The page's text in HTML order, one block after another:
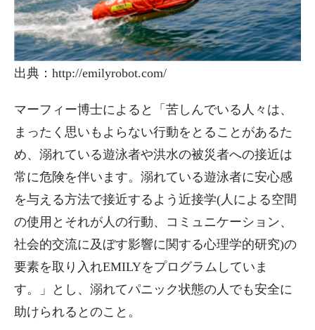
出典：http://emilyrobot.com/
マーフィー博士によると「苦しんでいる人々は、
まったく思いもよらない行動をとることがあるた
め、溺れている遊泳者や洪水の被災者への接近は
常に危険を伴います。溺れている遊泳者に安心感
を与える方法で接近するよう近接学(人による空間
の使用とそれが人の行動、コミュニケーション、
社会的交流に及ぼす影響に関する心理学的研究)の
要素を取り入れEMILYをプログラムしていま
す。」とし、溺れてパニック状態の人でも安全に
助けられるとのこと。